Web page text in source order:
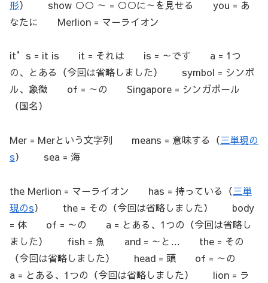
形） show ○○ ～ = ○○に～を見せる you = あ
なたに Merlion = マーライオン
it’s = it is it = それは is = ～です a = 1つ
の、とある（今回は省略しました） symbol = シンボ
ル、象徴 of = ～の Singapore = シンガポール
（国名）
Mer = Merという文字列 means = 意味する（三単現の
s） sea = 海
the Merlion = マーライオン has = 持っている（三単
現のs） the = その（今回は省略しました） body
= 体 of = ～の a = とある、1つの（今回は省略し
ました） fish = 魚 and = ～と… the = その
（今回は省略しました） head = 頭 of = ～の
a = とある、1つの（今回は省略しました） lion = ラ